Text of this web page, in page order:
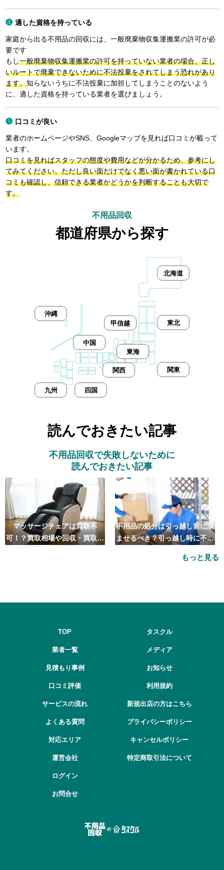
適した資格を持っている
家庭から出る不用品の回収には、一般廃棄物収集運搬業の許可が必
要です
もし一般廃棄物収集運搬業の許可を持っていない業者の場合、正し
いルートで廃棄できないために不法投棄をされてしまう恐れがあり
ます。知らないうちに不法投棄に加担してしまうことのないよう
に、適した資格を持っている業者を選びましょう。
口コミが良い
業者のホームページやSNS、Googleマップを見れば口コミが載って
います。
口コミを見ればスタッフの態度や費用などが分かるため、参考にし
てみてください。ただし良い面だけでなく悪い面が書かれている口
コミも確認し、信頼できる業者かどうかを判断することも大切で
す。
不用品回収
都道府県から探す
北海道
東北
甲信越
東海
関東
関西
中国
四国
九州
沖縄
読んでおきたい記事
不用品回収で失敗しないために
読んでおきたい記事
マッサージチェアは買取不
可！？買取相場や回収・買取の
不用品の処分は引っ越し前に済
ませるべき？引っ越し時に不用
もっと見る
TOP
業者一覧
見積もり事例
口コミ評価
サービスの流れ
よくある質問
対応エリア
運営会社
ログイン
お問合せ
タスクル
メディア
お知らせ
利用規約
新規出店の方はこちら
プライバシーポリシー
キャンセルポリシー
特定商取引法について